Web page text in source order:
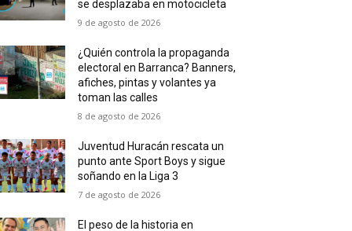
se desplazaba en motocicleta
9 de agosto de 2026
¿Quién controla la propaganda
electoral en Barranca? Banners,
afiches, pintas y volantes ya
toman las calles
8 de agosto de 2026
Juventud Huracán rescata un
punto ante Sport Boys y sigue
soñando en la Liga 3
7 de agosto de 2026
El peso de la historia en